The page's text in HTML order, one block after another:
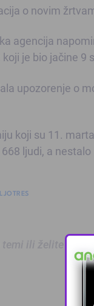
o novim
agencija
je bio jačine 9
upozorenje o
koji su 11.
ljudi, a nestalo